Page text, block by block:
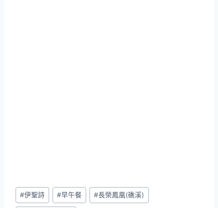
Post
Tags:
#伊聖詩 #早午餐 #長榮鳳凰(礁溪)